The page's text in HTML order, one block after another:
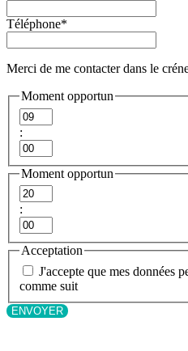
Téléphone*
Merci de me contacter dans le
Moment opportun
Heures
:
Minutes
Moment opportun
Heures
:
Minutes
Acceptation
J'accepte que mes données
comme suit